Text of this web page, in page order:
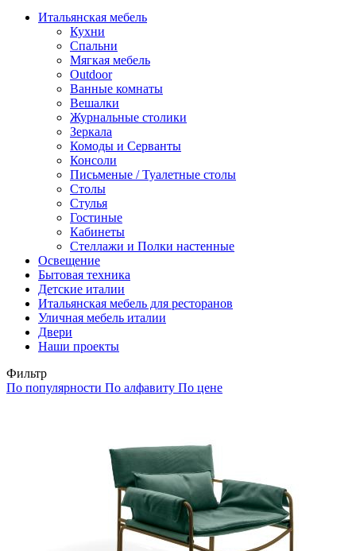
Итальянская мебель
Кухни
Спальни
Мягкая мебель
Outdoor
Ванные комнаты
Вешалки
Журнальные столики
Зеркала
Комоды и Серванты
Консоли
Письменые / Туалетные столы
Столы
Стулья
Гостиные
Кабинеты
Стеллажи и Полки настенные
Освещение
Бытовая техника
Детские италии
Итальянская мебель для ресторанов
Уличная мебель италии
Двери
Наши проекты
Фильтр
По популярности По алфавиту По цене